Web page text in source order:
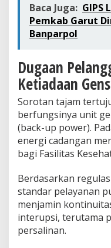
e
l
g
a
r
U
n
d
a
n
g
U
n
d
a
n
Baca Juga: GIPS
Pemkab Garut
Banparpol
Dugaan
Ketiadaan
Sorotan tajam
berfungsinya unit
(back-up power).
energi cadangan
bagi Fasilitas
Berdasarkan
standar pelayanan
menjamin
interupsi, terutama
persalinan.